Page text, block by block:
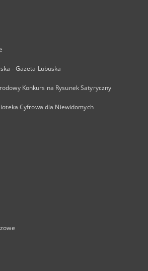
- Gazeta Lubuska
Konkurs na Rysunek Satyryczny
Cyfrowa dla Niewidomych